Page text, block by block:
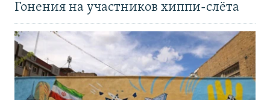
Гонения на участников хиппи-слёта